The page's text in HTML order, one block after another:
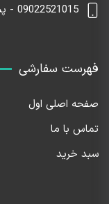
09022521015 - پشتیبانی در ایتا و تلگرام
فهرست سفارشی
صفحه اصلی اول
تماس با ما
سبد خرید